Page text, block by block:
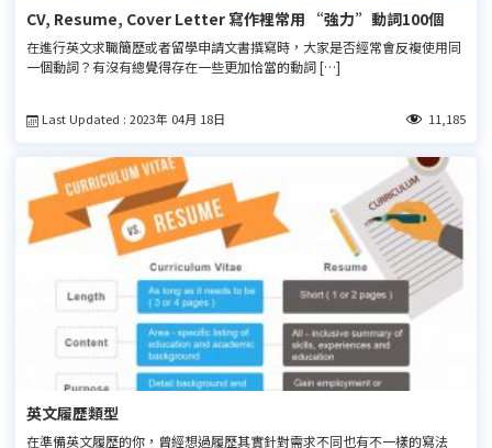
CV, Resume, Cover Letter 寫作裡常用 “強力”動詞100個
在進行英文求職簡歷或者留學申請文書撰寫時，大家是否經常會反複使用同
一個動詞？有沒有總覺得存在一些更加恰當的動詞 […]
Last Updated : 2023年 04月 18日 11,185
英文履歷類型
在準備英文履歷的你，曾經想過履歷其實針對需求不同也有不一樣的寫法